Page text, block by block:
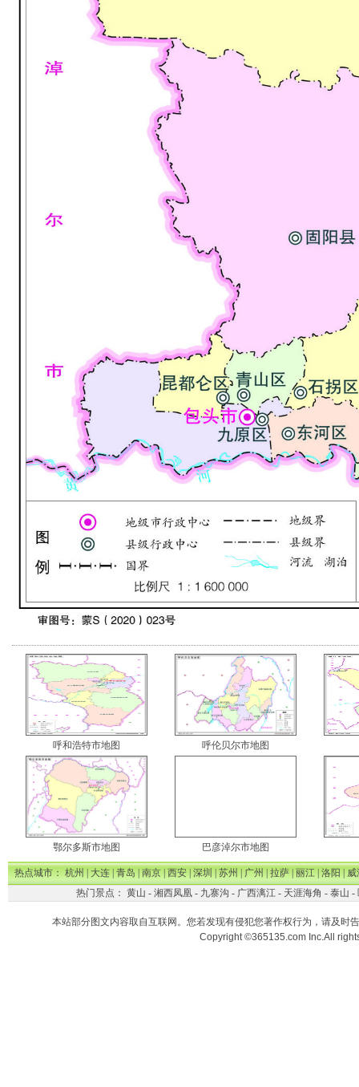
呼和浩特市地图 呼伦贝尔市地图
鄂尔多斯市地图 巴彦淖尔市地图
热点城市：杭州|大连|青岛|南京|西安|深圳|苏州|广州|拉萨|丽江|洛阳|威
热门景点： 黄山 - 湘西凤凰- 九寨沟 - 广西漓江- 天涯海角 - 泰山 -
本站部分图文内容取自互联网。您若发现有侵犯您著作权行为，请及时
Copyright ©365135.com Inc.All